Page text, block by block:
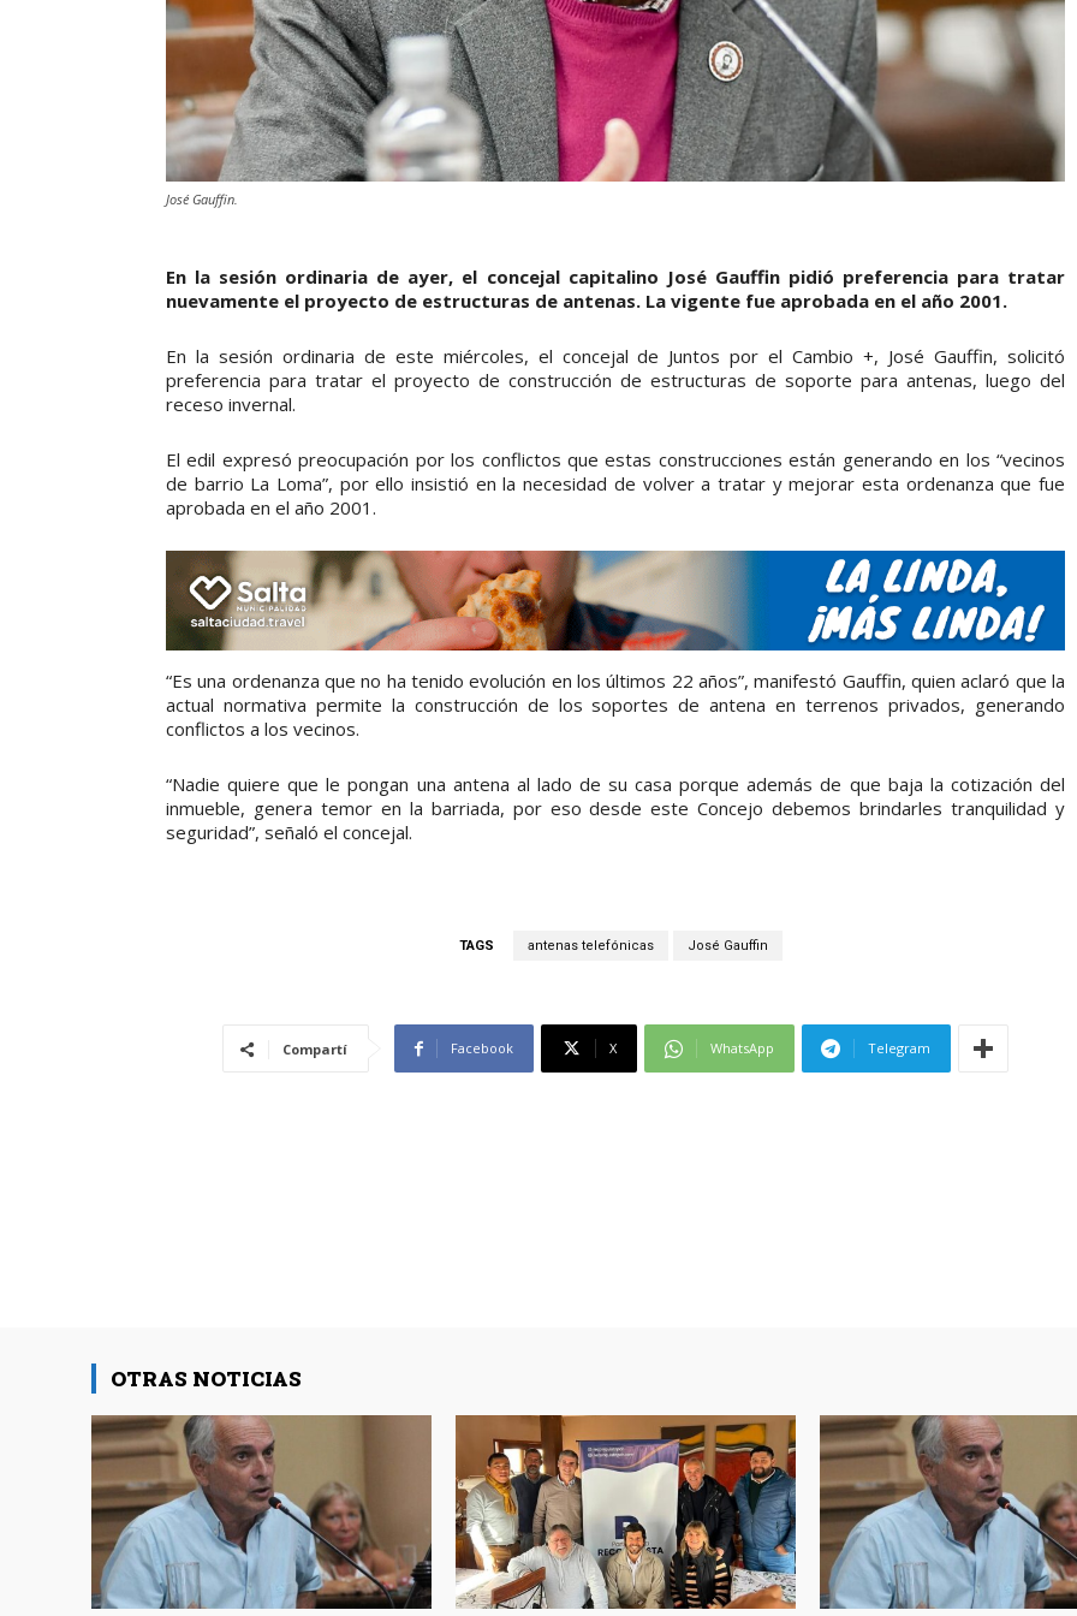
José Gauffin.
En la sesión ordinaria de ayer, el concejal capitalino José Gauffin pidió preferencia para tratar
nuevamente el proyecto de estructuras de antenas. La vigente fue aprobada en el año 2001.
En la sesión ordinaria de este miércoles, el concejal de Juntos por el Cambio +, José Gauffin, solicitó
preferencia para tratar el proyecto de construcción de estructuras de soporte para antenas, luego del
receso invernal.
El edil expresó preocupación por los conflictos que estas construcciones están generando en los “vecinos
de barrio La Loma”, por ello insistió en la necesidad de volver a tratar y mejorar esta ordenanza que fue
aprobada en el año 2001.
“Es una ordenanza que no ha tenido evolución en los últimos 22 años”, manifestó Gauffin, quien aclaró que la
actual normativa permite la construcción de los soportes de antena en terrenos privados, generando
conflictos a los vecinos.
“Nadie quiere que le pongan una antena al lado de su casa porque además de que baja la cotización del
inmueble, genera temor en la barriada, por eso desde este Concejo debemos brindarles tranquilidad y
seguridad”, señaló el concejal.
TAGS antenas telefónicas José Gauffin
Compartí Facebook X WhatsApp Telegram
OTRAS NOTICIAS